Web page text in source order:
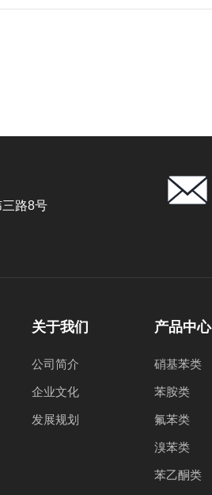
路8号
关于我们
公司简介
企业文化
发展规划
产品中心
硝基苯类
苯胺类
氟苯类
溴苯类
苯乙酮类